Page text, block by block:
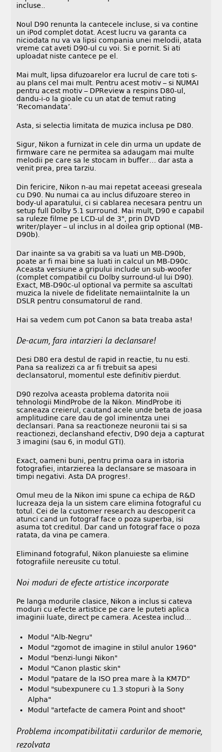
incluse..
Noul D90 renunta la cantecele incluse, si va contine
un iPod complet dotat. Acest lucru va garanta ca
niciodata nu va va lipsi compania unei melodii, atata
vreme cat aveti D90-ul cu voi. Si e pornit. Si ati
uploadat niste cantece pe el.
Mai mult, lipsa difuzoarelor era lucrul de care toti s-
au plans cel mai mult. Pentru acest motiv – si NUMAI
pentru acest motiv – DPReview a respins D80-ul,
dandu-i-o la gioale cu un atat de temut rating
‘Recomandata’.
Asta, si selectia limitata de muzica inclusa pe D80.
Sigur, Nikon a furnizat in cele din urma un update de
firmware care ne permitea sa adaugam mai multe
melodii pe care sa le stocam in buffer… dar asta a
venit prea, prea tarziu.
Din fericire, Nikon n-au mai repetat aceeasi greseala
cu D90. Nu numai ca au inclus difuzoare stereo in
body-ul aparatului, ci si cablarea necesara pentru un
setup full Dolby 5.1 surround. Mai mult, D90 e capabil
sa ruleze filme pe LCD-ul de 3", prin DVD
writer/player – ul inclus in al doilea grip optional (MB-
D90b).
Dar inainte sa va grabiti sa va luati un MB-D90b,
poate ar fi mai bine sa luati in calcul un MB-D90c.
Aceasta versiune a gripului include un sub-woofer
(complet compatibil cu Dolby surround-ul lui D90).
Exact, MB-D90c-ul optional va permite sa ascultati
muzica la nivele de fidelitate nemaiintalnite la un
DSLR pentru consumatorul de rand.
Hai sa vedem cum pot Canon sa bata treaba asta!
De-acum, fara intarzieri la declansare!
Desi D80 era destul de rapid in reactie, tu nu esti.
Pana sa realizezi ca ar fi trebuit sa apesi
declansatorul, momentul este definitiv pierdut.
D90 rezolva aceasta problema datorita noii
tehnologii MindProbe de la Nikon. MindProbe iti
scaneaza creierul, cautand acele unde beta de joasa
amplitudine care dau de gol iminentza unei
declansari. Pana sa reactioneze neuronii tai si sa
reactionezi, declanshand efectiv, D90 deja a capturat
3 imagini (sau 6, in modul GTI).
Exact, oameni buni, pentru prima oara in istoria
fotografiei, intarzierea la declansare se masoara in
timpi negativi. Asta DA progres!.
Omul meu de la Nikon imi spune ca echipa de R&D
lucreaza deja la un sistem care elimina fotograful cu
totul. Cei de la customer research au descoperit ca
atunci cand un fotograf face o poza superba, isi
asuma tot creditul. Dar cand un fotograf face o poza
ratata, da vina pe camera.
Eliminand fotograful, Nikon planuieste sa elimine
fotografiile nereusite cu totul.
Noi moduri de efecte artistice incorporate
Pe langa modurile clasice, Nikon a inclus si cateva
moduri cu efecte artistice pe care le puteti aplica
imaginii luate, direct pe camera. Acestea includ…
Modul "Alb-Negru"
Modul "zgomot de imagine in stilul anulor 1960"
Modul "benzi-lungi Nikon"
Modul "Canon plastic skin"
Modul "patare de la ISO prea mare à la KM7D"
Modul "subexpunere cu 1.3 stopuri à la Sony
Alpha"
Modul "artefacte de camera Point and shoot"
Problema incompatibilitatii cardurilor de memorie,
rezolvata